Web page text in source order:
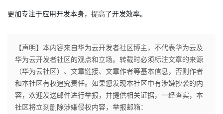
更加专注于应用开发本身，提高了开发效率。
【声明】本内容来自华为云开发者社区博主，不代表华为云及
华为云开发者社区的观点和立场。转载时必须标注文章的来源
（华为云社区）、文章链接、文章作者等基本信息，否则作者
和本社区有权追究责任。如果您发现本社区中有涉嫌抄袭的内
容，欢迎发送邮件进行举报，并提供相关证据，一经查实，本
社区将立刻删除涉嫌侵权内容，举报邮箱：